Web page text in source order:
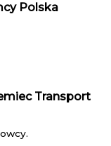
Polska
Transport